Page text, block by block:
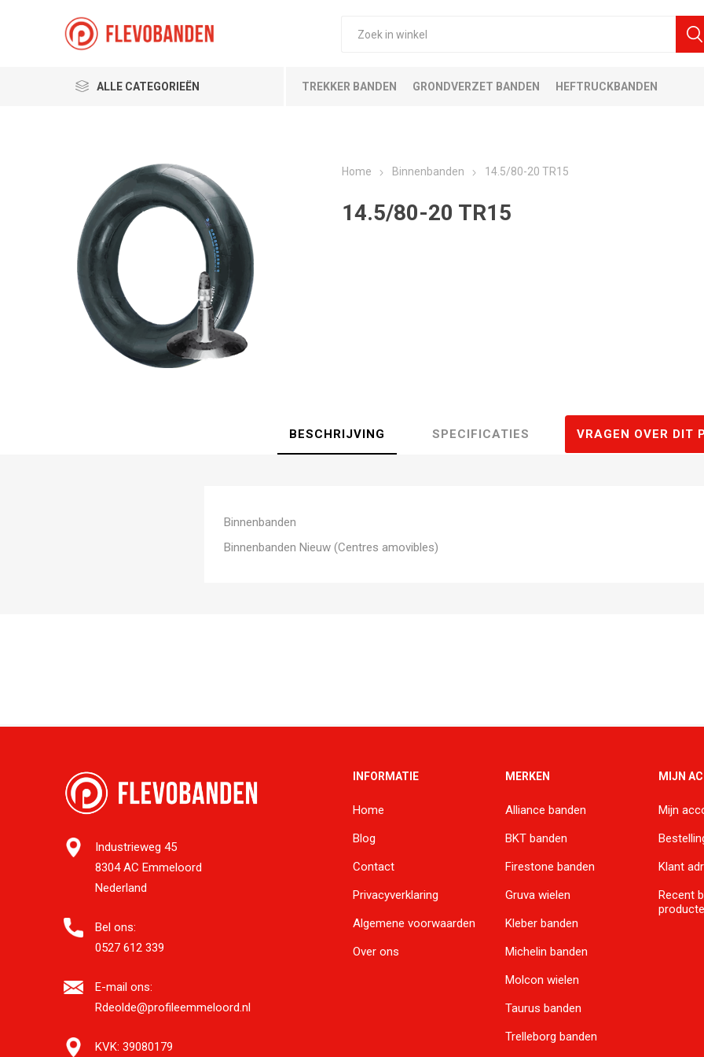
ALLE CATEGORIEËN TREKKER BANDEN GRONDVERZET BANDEN HEFTRUCKBANDEN
Home Binnenbanden 14.5/80-20 TR15
14.5/80-20 TR15
BESCHRIJVING SPECIFICATIES VRAGEN OVER DIT
Binnenbanden
Binnenbanden Nieuw (Centres amovibles)
Industrieweg 45
8304 AC Emmeloord
Nederland
Bel ons:
0527 612 339
E-mail ons:
Rdeolde@profileemmeloord.nl
KVK: 39080179
INFORMATIE
Home
Blog
Contact
Privacyverklaring
Algemene voorwaarden
Over ons
MERKEN
Alliance banden
BKT banden
Firestone banden
Gruva wielen
Kleber banden
Michelin banden
Molcon wielen
Taurus banden
Trelleborg banden
MIJN
Mijn
Klant
Recent